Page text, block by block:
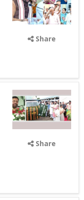
Share
Share